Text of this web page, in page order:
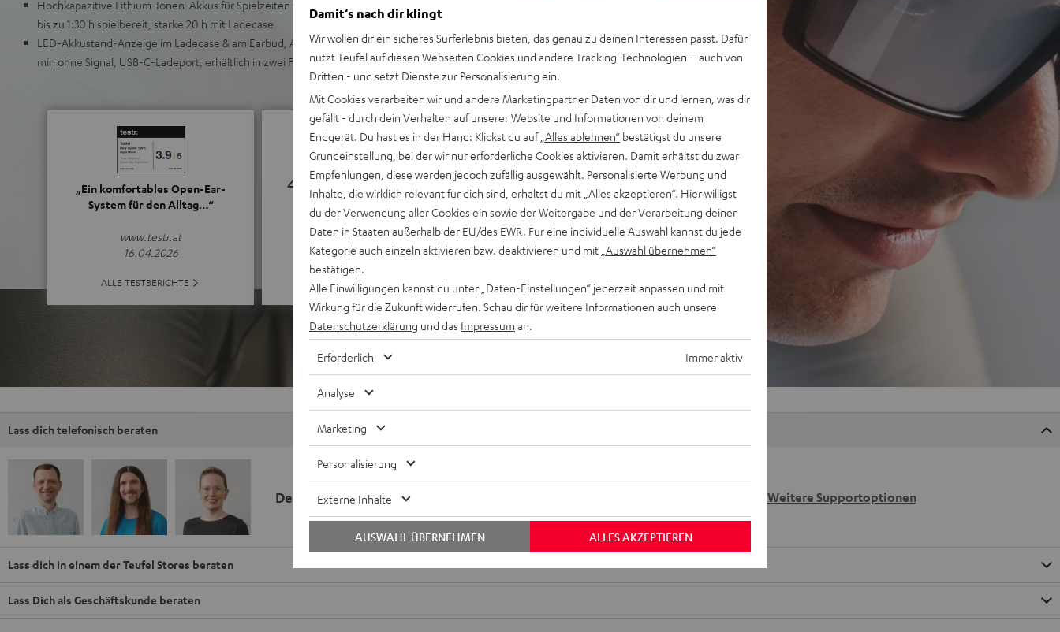
Hochkapazitive Lithium-Ionen-Akkus für Spielzeiten von bis zu 6 h, nach nur 10 min Ladezeit
bis zu 1:30 h spielbereit, starke 20 h mit Ladecase
LED-Akkustand-Anzeige im Ladecase & am Earbud, Akku-schonendes Auto-Standby nach 10
min ohne Signal, USB-C-Ladeport, erhältlich in zwei Farbvarianten
„Ein komfortables Open-Ear-
System für den Alltag…“
www.testr.at
16.04.2026
ALLE TESTBERICHTE
4.61
(4.61 von 5 bei 172 Bewertungen)
Lass dich telefonisch beraten
Deine Kaufberatung
Keinen Store in der Nähe? Kein Problem, wir
Hier Termin buchen
Weitere Supportoptionen
Lass dich in einem der Teufel Stores beraten
Lass Dich als Geschäftskunde beraten
Damit‘s nach dir klingt
Wir wollen dir ein sicheres Surferlebnis bieten, das genau zu deinen Interessen passt. Dafür
nutzt Teufel auf diesen Webseiten Cookies und andere Tracking-Technologien – auch von
Dritten - und setzt Dienste zur Personalisierung ein.
Mit Cookies verarbeiten wir und andere Marketingpartner Daten von dir und lernen, was dir
gefällt - durch dein Verhalten auf unserer Website und Informationen von deinem
Endgerät. Du hast es in der Hand: Klickst du auf „Alles ablehnen“ bestätigst du unsere
Grundeinstellung, bei der wir nur erforderliche Cookies aktivieren. Damit erhältst du zwar
Empfehlungen, diese werden jedoch zufällig ausgewählt. Personalisierte Werbung und
Inhalte, die wirklich relevant für dich sind, erhältst du mit „Alles akzeptieren“. Hier willigst
du der Verwendung aller Cookies ein sowie der Weitergabe und der Verarbeitung deiner
Daten in Staaten außerhalb der EU/des EWR. Für eine individuelle Auswahl kannst du jede
Kategorie auch einzeln aktivieren bzw. deaktivieren und mit „Auswahl übernehmen“
bestätigen.
Alle Einwilligungen kannst du unter „Daten-Einstellungen“ jederzeit anpassen und mit
Wirkung für die Zukunft widerrufen. Schau dir für weitere Informationen auch unsere
Datenschutzerklärung und das Impressum an.
Erforderlich Immer aktiv
Analyse
Marketing
Personalisierung
Externe Inhalte
ALLES AKZEPTIEREN
AUSWAHL ÜBERNEHMEN